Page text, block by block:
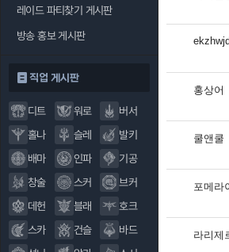
레이드 파티찾기 게시판
방송 홍보 게시판
직업 게시판
디트 워로
버서
홀나
슬레
발키
배마
인파
기공
창술
스커
브커
데헌
블래
호크
스카
건슬
바드
ekzhwjd
홍상어
쿨앤쿨
포메라
라리제